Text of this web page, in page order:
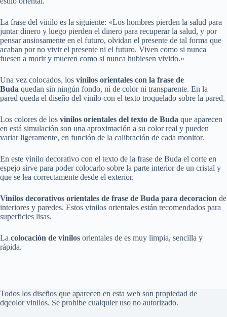
La frase del vinilo es la siguiente: «Los hombres pierden la salud para
juntar dinero y luego pierden el dinero para recuperar la salud, y por
pensar ansiosamente en el futuro, olvidan el presente de tal forma que
acaban por no vivir el presente ni el futuro. Viven como si nunca
fuesen a morir y mueren como si nunca hubiesen vivido.»
Una vez colocados, los vinilos orientales con la frase de
Buda quedan sin ningún fondo, ni de color ni transparente. En la
pared queda el diseño del vinilo con el texto troquelado sobre la pared.
Los colores de los vinilos orientales del texto de Buda que aparecen
en está simulación son una aproximación a su color real y pueden
variar ligeramente, en función de la calibración de cada monitor.
En este vinilo decorativo con el texto de la frase de Buda el corte en
espejo sirve para poder colocarlo sobre la parte interior de un cristal y
que se lea correctamente desde el exterior.
Vinilos decorativos orientales de frase de Buda para decoracion de
interiores y paredes. Estos vinilos orientales están recomendados para
superficies lisas.
La colocación de vinilos orientales de es muy limpia, sencilla y
rápida.
Todos los diseños que aparecen en esta web son propiedad de
dqcolor vinilos. Se prohibe cualquier uso no autorizado.